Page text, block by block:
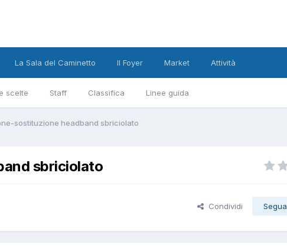
scelte Staff Classifica Linee guida
La Sala del Caminetto Il Foyer Market Attività
sostituzione headband sbriciolato
sbriciolato
Condividi